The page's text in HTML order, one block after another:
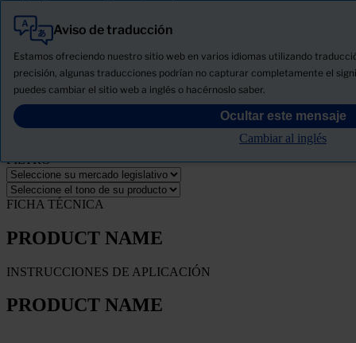
Aviso de traducción
Estamos ofreciendo nuestro sitio web en varios idiomas utilizando
precisión, algunas traducciones podrían no capturar completamente el
puedes cambiar el sitio web a inglés o hacérnoslo saber.
Ocultar este mensaje
Cambiar al inglés
Todo
Productos
Descargue la ficha de seguridad del producto
PRODUCT NAME
FILTRO
FICHA TÉCNICA
PRODUCT NAME
INSTRUCCIONES DE APLICACIÓN
PRODUCT NAME